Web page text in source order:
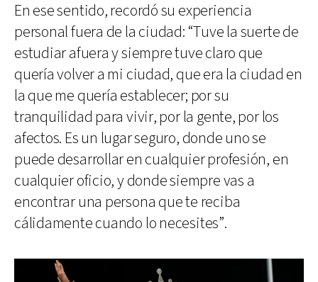
En ese sentido, recordó su experiencia
personal fuera de la ciudad: “Tuve la suerte de
estudiar afuera y siempre tuve claro que
quería volver a mi ciudad, que era la ciudad en
la que me quería establecer; por su
tranquilidad para vivir, por la gente, por los
afectos. Es un lugar seguro, donde uno se
puede desarrollar en cualquier profesión, en
cualquier oficio, y donde siempre vas a
encontrar una persona que te reciba
cálidamente cuando lo necesites”.